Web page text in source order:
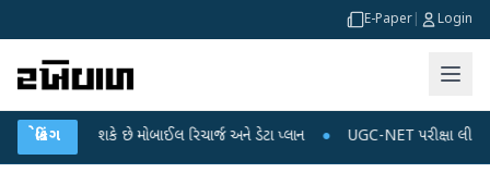
E-Paper Login
બ્રેકિંગ
થઈ શકે છે મોબાઈલ રિચાર્જ અને ડેટા પ્લાન ● UGC-NET પરીક્ષા લીકના આરોપો